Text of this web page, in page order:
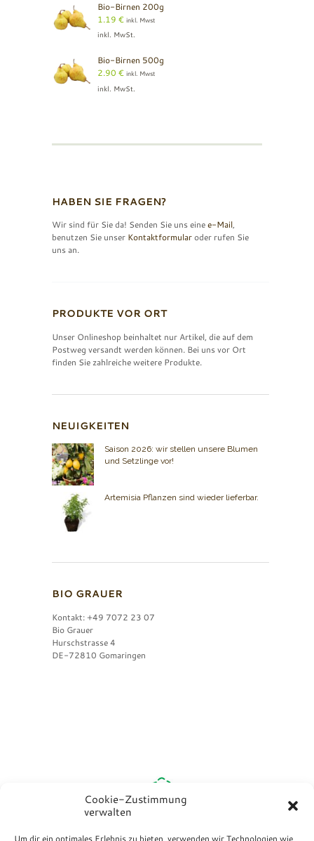
Cookie-Zustimmung
verwalten
Um dir ein optimales Erlebnis zu bieten, verwenden wir Technologien wie
Bio-Birnen 200g
1.19€ inkl. Mwst
inkl. MwSt.
Bio-Birnen 500g
2.90€ inkl. Mwst
inkl. MwSt.
HABEN SIE FRAGEN?
Wir sind für Sie da! Senden Sie uns einee-Mail,
benutzen Sie unser Kontaktformularoder rufen Sie
uns an.
PRODUKTE VOR ORT
Unser Onlineshop beinhaltet nur Artikel, die auf dem
Postweg versandt werden können. Bei uns vor Ort
finden Sie zahlreiche weitere Produkte.
NEUIGKEITEN
Saison 2026: wir stellen unsere Blumen
und Setzlinge vor!
Artemisia Pflanzen sind wieder lieferbar.
BIO GRAUER
Kontakt: +49 7072 23 07
Bio Grauer
Hurschstrasse 4
DE-72810 Gomaringen